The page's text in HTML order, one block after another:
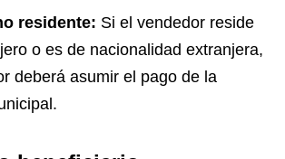
residente: Si el vendedor reside
o es de nacionalidad extranjera,
deberá asumir el pago de la